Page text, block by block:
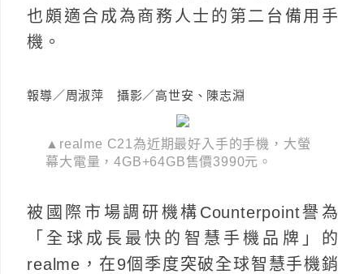
也頗適合成為商務人士的第二台備用手
機。
報導／周淑萍 攝影／高世安、陳志淵
▲realme C21為近期最好入手的手機，大螢
幕大電量，4GB+64GB售價3990元。
被國際市場調研機構Counterpoint譽為
「全球成長最快的智慧手機品牌」的
realme，在9個季度突破全球智慧手機銷